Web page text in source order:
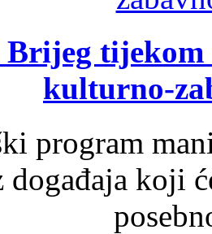
tijekom
kulturno-
program
događaja koji